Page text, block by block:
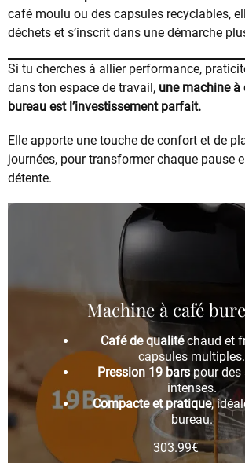
café moulu ou des capsules recyclables,
déchets et s’inscrit dans une démarche
Si tu cherches à allier performance,
dans ton espace de travail, une machine
bureau est l’investissement parfait.
Elle apporte une touche de confort et de
journées, pour transformer chaque pause
détente.
Machine à café
Café de qualitéchaud et
capsules multiples.
Pression 19 barspour des
intenses.
Compacte et pratique,
bureau.
303.99€